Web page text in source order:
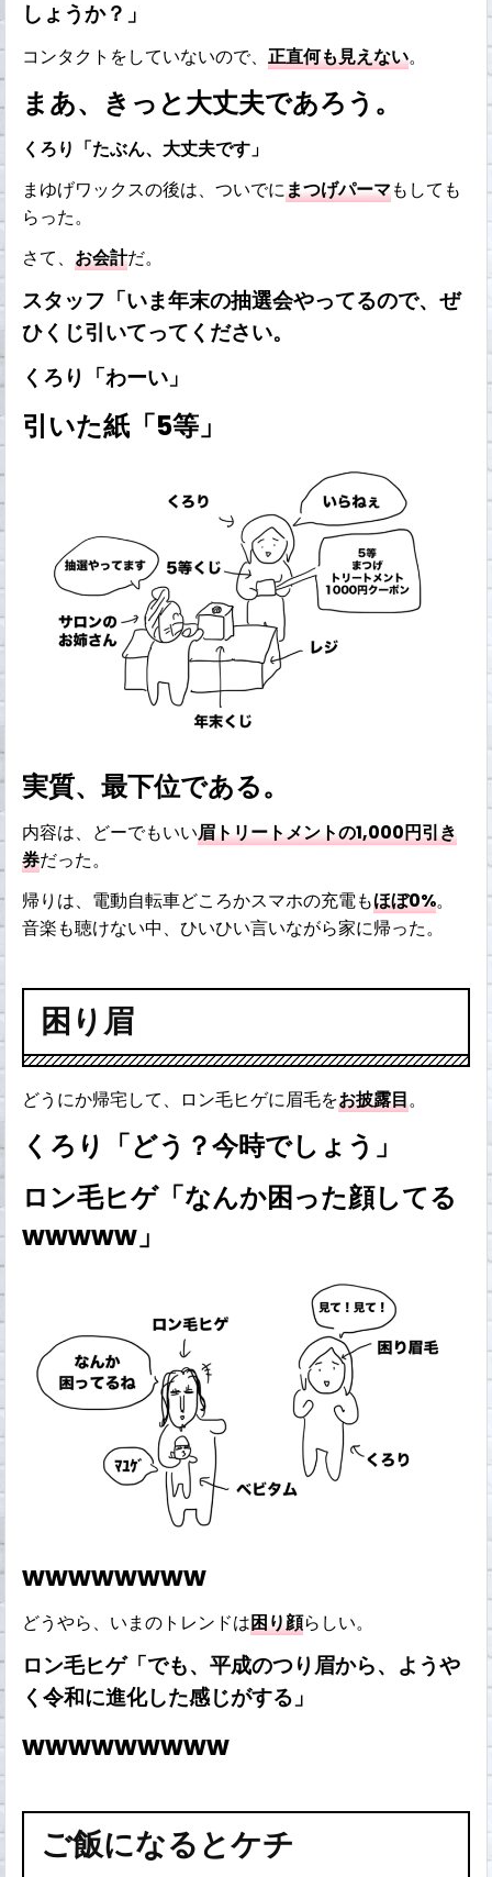
しょうか？」
コンタクトをしていないので、正直何も見えない。
まあ、きっと大丈夫であろう。
くろり「たぶん、大丈夫です」
まゆげワックスの後は、ついでにまつげパーマもしても
らった。
さて、お会計だ。
スタッフ「いま年末の抽選会やってるので、ぜ
ひくじ引いてってください。
くろり「わーい」
引いた紙「5等」
実質、最下位である。
内容は、どーでもいい眉トリートメントの1,000円引き
券だった。
帰りは、電動自転車どころかスマホの充電もほぼ0%。
音楽も聴けない中、ひいひい言いながら家に帰った。
困り眉
どうにか帰宅して、ロン毛ヒゲに眉毛をお披露目。
くろり「どう？今時でしょう」
ロン毛ヒゲ「なんか困った顔してる
wwwww」
wwwwwwww
どうやら、いまのトレンドは困り顔らしい。
ロン毛ヒゲ「でも、平成のつり眉から、ようや
く令和に進化した感じがする」
wwwwwwwww
ご飯になるとケチ